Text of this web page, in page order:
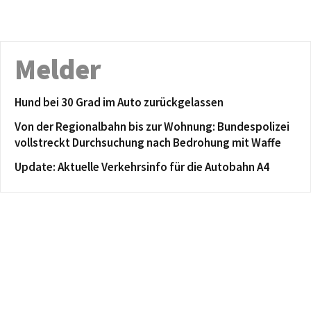
Melder
Hund bei 30 Grad im Auto zurückgelassen
Von der Regionalbahn bis zur Wohnung: Bundespolizei
vollstreckt Durchsuchung nach Bedrohung mit Waffe
Update: Aktuelle Verkehrsinfo für die Autobahn A4